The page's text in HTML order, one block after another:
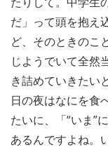
だ」って頭を抱え
ど、そのときのこ
じようでいて全然
き詰めていきたい
日の夜はなにを食
たいに、「“いま”
あるんですよね。